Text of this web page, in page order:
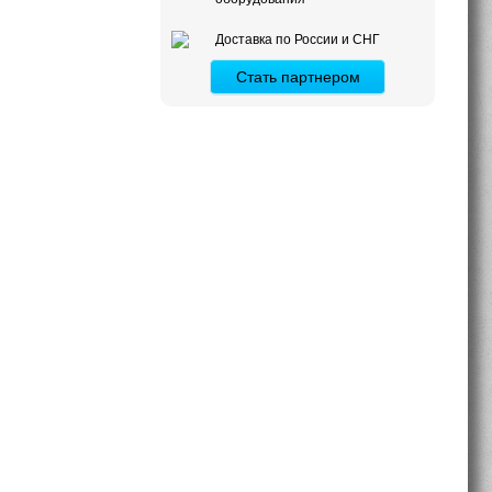
Доставка по России и СНГ
Стать партнером